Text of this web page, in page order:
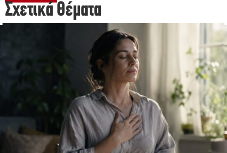
Σχετικά Θέματα